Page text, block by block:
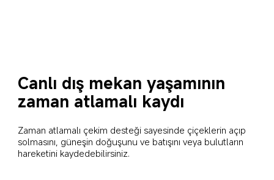
Canlı dış mekan yaşamının
zaman atlamalı kaydı
Zaman atlamalı çekim desteği sayesinde çiçeklerin açıp
solmasını, güneşin doğuşunu ve batışını veya bulutların
hareketini kaydedebilirsiniz.